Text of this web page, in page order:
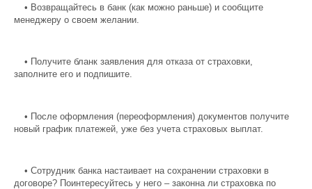
• Возвращайтесь в банк (как можно раньше) и сообщите
менеджеру о своем желании.
• Получите бланк заявления для отказа от страховки,
заполните его и подпишите.
• После оформления (переоформления) документов получите
новый график платежей, уже без учета страховых выплат.
• Сотрудник банка настаивает на сохранении страховки в
договоре? Поинтересуйтесь у него – законна ли страховка по